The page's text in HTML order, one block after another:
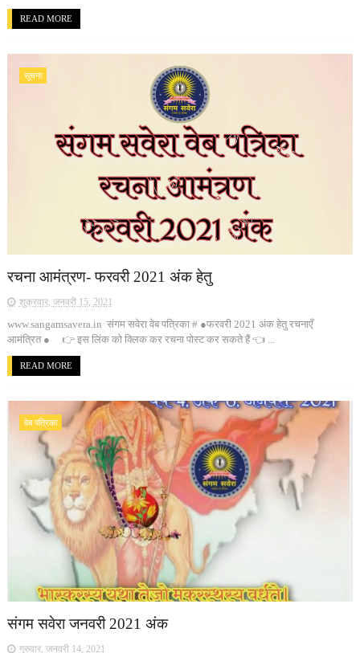
READ MORE
सूचना
रचना आमंत्रण- फरवरी 2021 अंक हेतु
शुक्रवार, जनवरी 15, 2021
www.sangamsavera.in संगम सवेरा वेब पत्रिका # ●फरवरी 2021 अंक हेतु रचनाएँ
आमंत्रित ● 👉 इस लिंक को क्लिक कर रचना पोस्ट कर सकते हैं 👈 ...
READ MORE
वेब पत्रिका
संगम सवेरा जनवरी 2021 अंक
गुरुवार, जनवरी 14, 2021